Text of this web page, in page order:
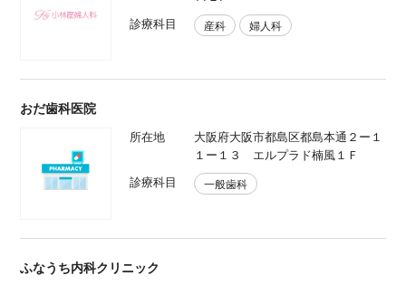
診療科目
産科 婦人科
おだ歯科医院
所在地
大阪府大阪市都島区都島本通２ー１
１ー１３ エルプラド楠風１Ｆ
診療科目
一般歯科
ふなうち内科クリニック